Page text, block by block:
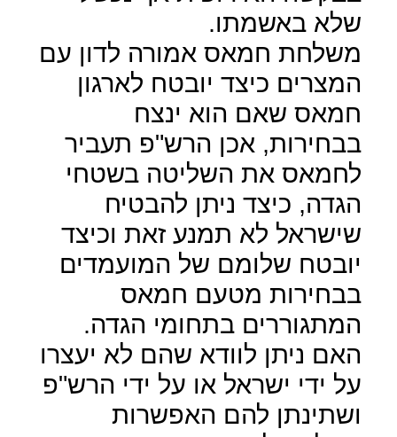
שלא באשמתו.
משלחת חמאס אמורה לדון עם
המצרים כיצד יובטח לארגון
חמאס שאם הוא ינצח
בבחירות, אכן הרש"פ תעביר
לחמאס את השליטה בשטחי
הגדה, כיצד ניתן להבטיח
שישראל לא תמנע זאת וכיצד
יובטח שלומם של המועמדים
בבחירות מטעם חמאס
המתגוררים בתחומי הגדה.
האם ניתן לוודא שהם לא יעצרו
על ידי ישראל או על ידי הרש"פ
ושתינתן להם האפשרות